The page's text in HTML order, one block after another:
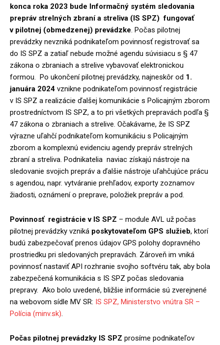
konca roka 2023 bude Informačný systém sledovania
prepráv strelných zbraní a streliva (IS SPZ) fungovať
v pilotnej (obmedzenej) prevádzke. Počas pilotnej
prevádzky nevzniká podnikateľom povinnosť registrovať sa
do IS SPZ a zatiaľ nebude možné agendu súvisiacu s § 47
zákona o zbraniach a strelive vybavovať elektronickou
formou. Po ukončení pilotnej prevádzky, najneskôr od 1.
januára 2024 vznikne podnikateľom povinnosť registrácie
v IS SPZ a realizácie ďalšej komunikácie s Policajným zborom
prostredníctvom IS SPZ, a to pri všetkých prepravách podľa §
47 zákona o zbraniach a strelive. Očakávame, že IS SPZ
výrazne uľahčí podnikateľom komunikáciu s Policajným
zborom a komplexnú evidenciu agendy prepráv strelných
zbraní a streliva. Podnikatelia naviac získajú nástroje na
sledovanie svojich prepráv a ďalšie nástroje uľahčujúce prácu
s agendou, napr. vytváranie prehľadov, exporty zoznamov
žiadosti, oznámení o preprave, položiek prepráv a pod.
Povinnosť registrácie v IS SPZ – module AVL už počas
pilotnej prevádzky vzniká poskytovateľom GPS služieb, ktorí
budú zabezpečovať prenos údajov GPS polohy dopravného
prostriedku pri sledovaných prepravách. Zároveň im vniká
povinnosť nastaviť API rozhranie svojho softvéru tak, aby bola
zabezpečená komunikácia s IS SPZ počas sledovania
prepravy. Ako bolo uvedené, bližšie informácie sú zverejnené
na webovom sídle MV SR: IS SPZ, Ministerstvo vnútra SR –
Polícia (minv.sk).
Počas pilotnej prevádzky IS SPZ prosíme podnikateľov